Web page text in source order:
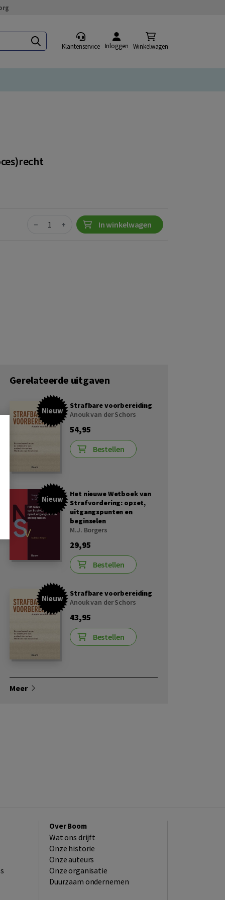
Klantenservice Inloggen Winkelwagen
Quantity
− + In winkelwagen
Gerelateerde uitgaven
Nieuw
Strafbare voorbereiding
Anouk van der Schors
54,95
Bestellen
Nieuw
Het nieuwe Wetboek van
Strafvordering: opzet,
uitgangspunten en
beginselen
M.J. Borgers
29,95
Bestellen
Nieuw
Strafbare voorbereiding
Anouk van der Schors
43,95
Bestellen
Meer
Over Boom
Wat ons drijft
Onze historie
Onze auteurs
Onze organisatie
Duurzaam ondernemen